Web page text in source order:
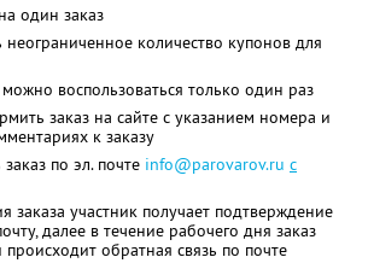
один заказ
количество купонов для
воспользоваться только один раз
заказ на сайте с указанием номера и
к заказу
по эл. почте info@parovarov.ru с
заказа участник получает подтверждение
далее в течение рабочего дня заказ
обратная связь по почте